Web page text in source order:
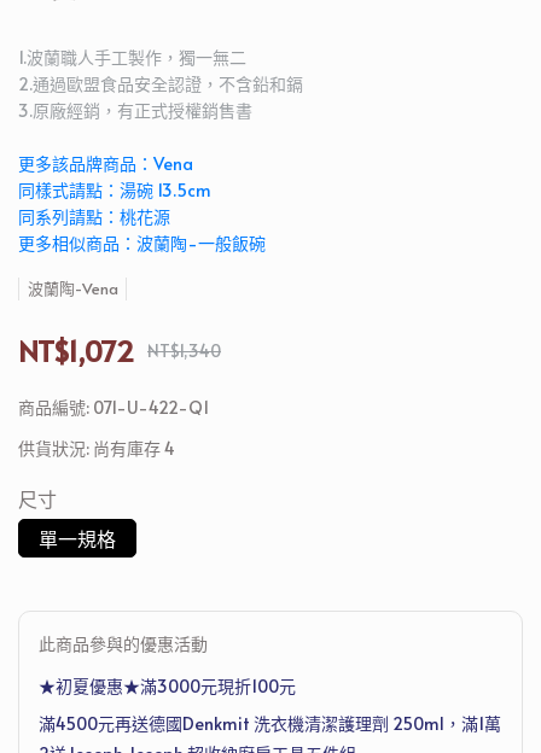
1.波蘭職人手工製作，獨一無二
2.通過歐盟食品安全認證，不含鉛和鎘
3.原廠經銷，有正式授權銷售書
更多該品牌商品：Vena
同樣式請點：湯碗 13.5cm
同系列請點：桃花源
更多相似商品：波蘭陶-一般飯碗
波蘭陶-Vena
NT$1,072 NT$1,340
商品編號: 071-U-422-Q1
供貨狀況: 尚有庫存 4
尺寸
單一規格
此商品參與的優惠活動
★初夏優惠★滿3000元現折100元
滿4500元再送德國Denkmit 洗衣機清潔護理劑 250ml，滿1萬